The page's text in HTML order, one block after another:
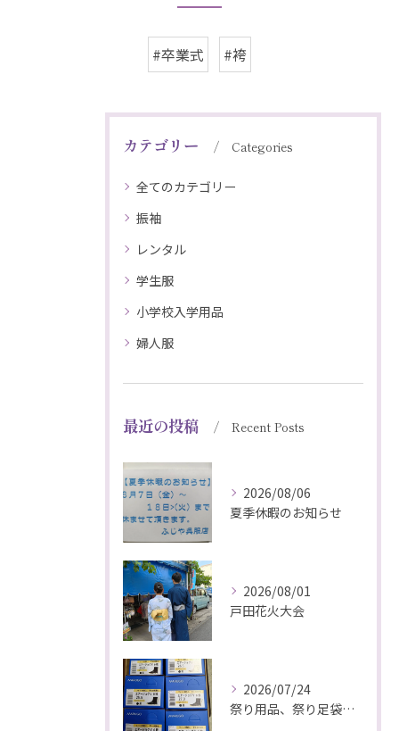
#卒業式 #袴
カテゴリー Categories
全てのカテゴリー
振袖
レンタル
学生服
小学校入学用品
婦人服
最近の投稿 Recent Posts
2026/08/06
夏季休暇のお知らせ
2026/08/01
戸田花火大会
2026/07/24
祭り用品、祭り足袋特価販売中